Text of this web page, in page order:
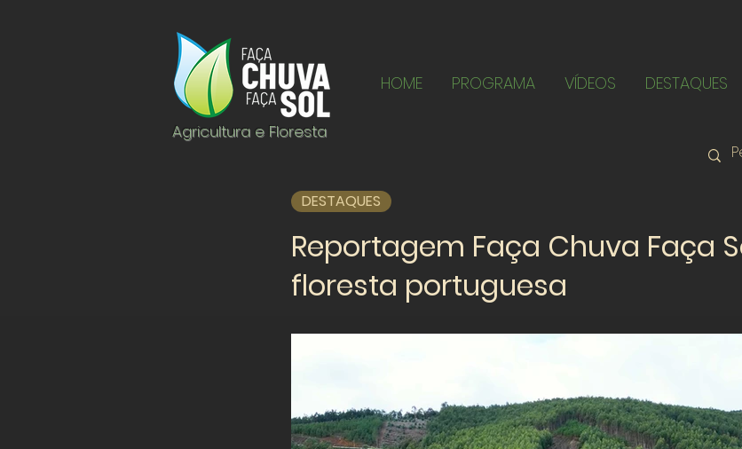
Agricultura e Floresta
HOME PROGRAMA VÍDEOS DESTAQUES
DESTAQUES
Reportagem Faça Chuva Faça
floresta portuguesa